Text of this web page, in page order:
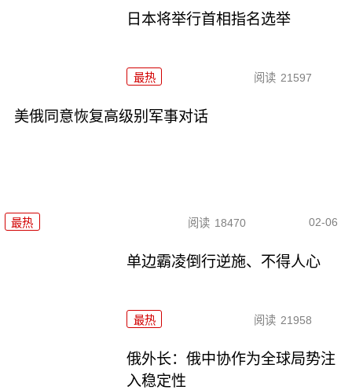
日本将举行首相指名选举
最热 阅读 21597
美俄同意恢复高级别军事对话
最热 阅读 18470 02-06
单边霸凌倒行逆施、不得人心
最热 阅读 21958
俄外长：俄中协作为全球局势注
入稳定性